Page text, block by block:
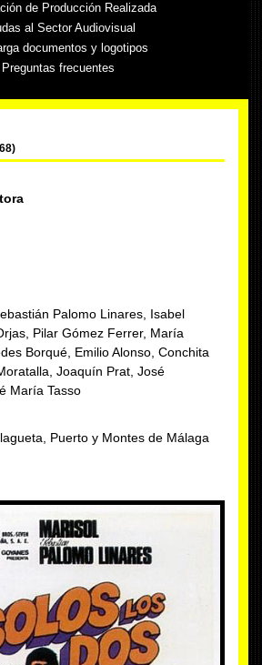
de Producción Realizada
al Sector Audiovisual
documentos y logotipos
Preguntas frecuentes
Palomo Linares, Isabel
Pilar Gómez Ferrer, María
Borqué, Emilio Alonso, Conchita
Joaquín Prat, José
María Tasso
Puerto y Montes de Málaga